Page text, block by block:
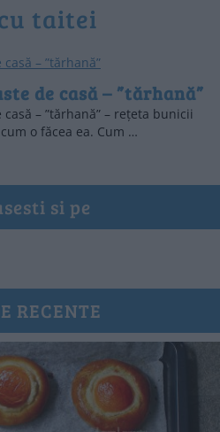
taitei
de casă – ”tărhană”
– ”tărhană” – rețeta bunicii
o făcea ea. Cum …
si pe
RECENTE